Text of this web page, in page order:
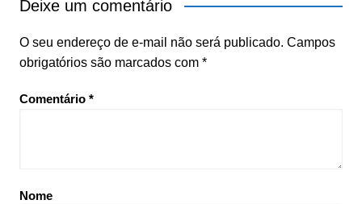
Deixe um comentário
O seu endereço de e-mail não será publicado. Campos
obrigatórios são marcados com *
Comentário *
Nome